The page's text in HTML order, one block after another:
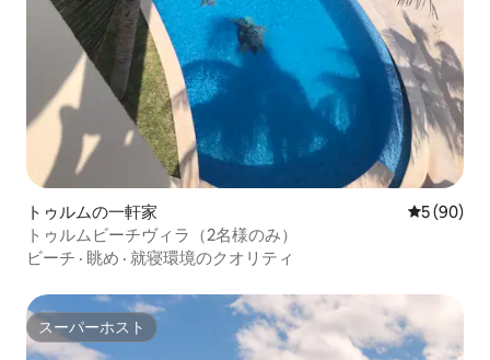
トゥルムの一軒家 レビュー
5 (90)
トゥルムビーチヴィラ（2名様のみ）
ビーチ · 眺め · 就寝環境のクオリティ
スーパーホスト
スーパーホスト